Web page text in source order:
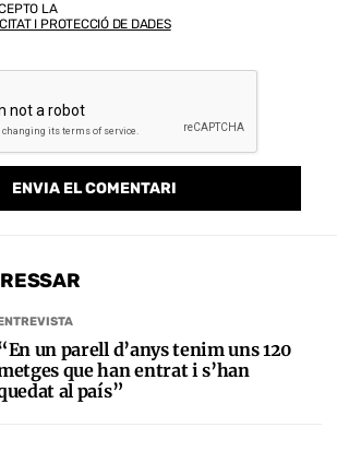
LA
I PROTECCIÓ DE DADES
un parell d’anys tenim uns 120
que han entrat i s’han
al país”